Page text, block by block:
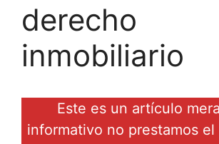
derecho
inmobiliario
Este es un artículo
informativo no prestamos